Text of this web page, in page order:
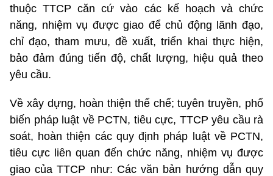
thuộc TTCP căn cứ vào các kế hoạch và chức
năng, nhiệm vụ được giao để chủ động lãnh đạo,
chỉ đạo, tham mưu, đề xuất, triển khai thực hiện,
bảo đảm đúng tiến độ, chất lượng, hiệu quả theo
yêu cầu.
Về xây dựng, hoàn thiện thể chế; tuyên truyền, phổ
biến pháp luật về PCTN, tiêu cực, TTCP yêu cầu rà
soát, hoàn thiện các quy định pháp luật về PCTN,
tiêu cực liên quan đến chức năng, nhiệm vụ được
giao của TTCP như: Các văn bản hướng dẫn quy